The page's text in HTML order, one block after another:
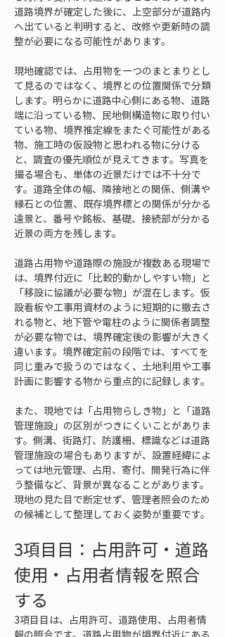
道路境界が確定した後に、上空部分が道路内
へ出ていると判明すると、改修や更新時の調
整が必要になる可能性があります。
現地確認では、占用物を一つのまとまりとし
て見るのではなく、境界との位置関係で分類
します。明らかに道路中心側にある物、道路
端に沿っている物、民地側構造物に取り付い
ている物、境界推定線をまたぐ可能性がある
物、施工時の仮設物と思われる物に分ける
と、調査の優先順位が見えてきます。写真を
撮る場合も、単体の近景だけでは不十分で
す。道路全体の幅、隣接地との関係、側溝や
縁石との位置、既存境界標との関係が分かる
遠景と、番号や銘板、基礎、接続部が分かる
近景の両方を残します。
道路占用物や道路際の施設が複数ある現場で
は、境界付近に「比較的動かしやすい物」と
「移設に協議が必要な物」が混在します。仮
設看板や工事用資材のように短期的に撤去さ
れる物と、地下管や電柱のように関係者調整
が必要な物では、境界確定後の影響が大きく
違います。境界確定前の段階では、すべてを
同じ重みで扱うのではなく、土地利用や工事
計画に影響する物から重点的に記録します。
また、現地では「占用物らしき物」と「道路
管理施設」の区別がつきにくいことがありま
す。側溝、街路灯、防護柵、標識などは道路
管理施設の場合もありますが、設置経緯によ
っては地元管理、占用、寄付、開発行為に伴
う整備など、背景が異なることがあります。
現地の見た目で断定せず、管理者照会のため
の候補として整理しておく姿勢が重要です。
3項目目：占用許可・道路
使用・占用者情報を照合
する
3項目目は、占用許可、道路使用、占用者情
報の照合です。道路占用物が境界付近にある